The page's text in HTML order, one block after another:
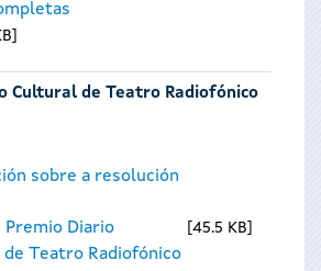
Cultural de Teatro Radiofónico
sobre a resolución
Premio Diario
Teatro Radiofónico
45.5 KB